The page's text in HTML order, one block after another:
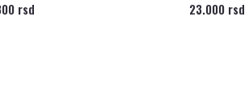
rsd
Ocenjeno
sa
23.000 rsd